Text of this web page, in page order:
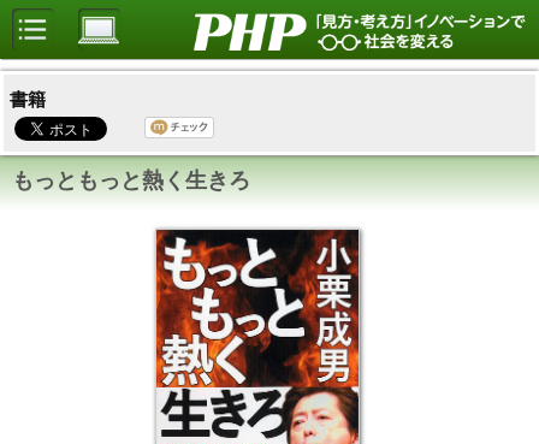
書籍
もっともっと熱く生きろ